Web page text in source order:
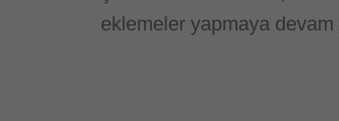
eklemeler yapmaya devam